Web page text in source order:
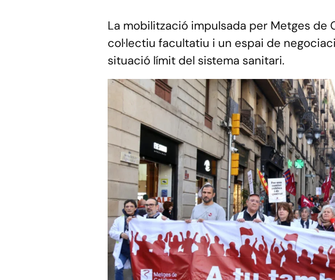
La mobilització impulsada per Metges de
col·lectiu facultatiu i un espai de
situació límit del sistema sanitari.